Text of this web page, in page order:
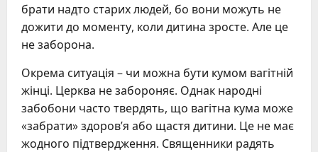
брати надто старих людей, бо вони можуть не
дожити до моменту, коли дитина зросте. Але це
не заборона.
Окрема ситуація – чи можна бути кумом вагітній
жінці. Церква не забороняє. Однак народні
забобони часто твердять, що вагітна кума може
«забрати» здоров’я або щастя дитини. Це не має
жодного підтвердження. Священники радять